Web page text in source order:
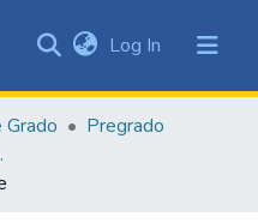
of DSpace
Log In (current)
Grado
Pregrado